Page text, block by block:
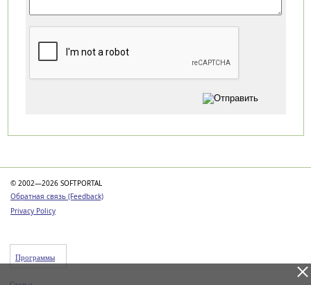
© 2002—2026 SOFTPORTAL
Обратная связь (Feedback)
Privacy Policy
Программы